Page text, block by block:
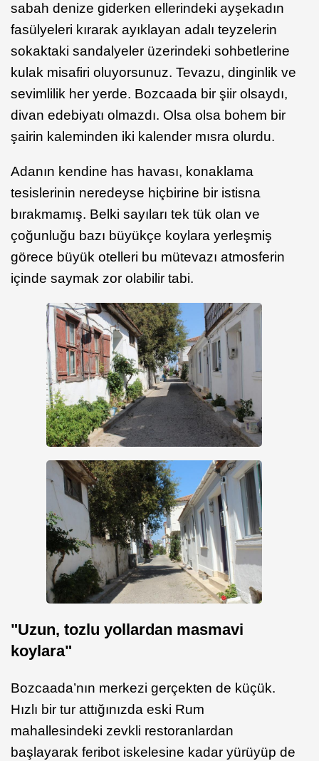
sabah denize giderken ellerindeki ayşekadın
fasülyeleri kırarak ayıklayan adalı teyzelerin
sokaktaki sandalyeler üzerindeki sohbetlerine
kulak misafiri oluyorsunuz. Tevazu, dinginlik ve
sevimlilik her yerde. Bozcaada bir şiir olsaydı,
divan edebiyatı olmazdı. Olsa olsa bohem bir
şairin kaleminden iki kalender mısra olurdu.
Adanın kendine has havası, konaklama
tesislerinin neredeyse hiçbirine bir istisna
bırakmamış. Belki sayıları tek tük olan ve
çoğunluğu bazı büyükçe koylara yerleşmiş
görece büyük otelleri bu mütevazı atmosferin
içinde saymak zor olabilir tabi.
"Uzun, tozlu yollardan masmavi
koylara"
Bozcaada’nın merkezi gerçekten de küçük.
Hızlı bir tur attığınızda eski Rum
mahallesindeki zevkli restoranlardan
başlayarak feribot iskelesine kadar yürüyüp de